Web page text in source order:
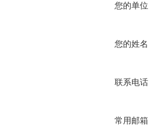
您的单位
您的姓名
联系电话
常用邮箱